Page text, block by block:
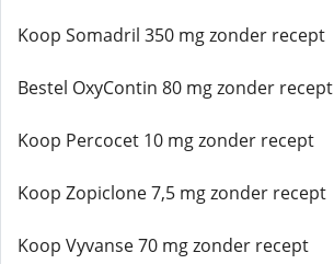
Koop Somadril 350 mg zonder recept
Bestel OxyContin 80 mg zonder recept
Koop Percocet 10 mg zonder recept
Koop Zopiclone 7,5 mg zonder recept
Koop Vyvanse 70 mg zonder recept